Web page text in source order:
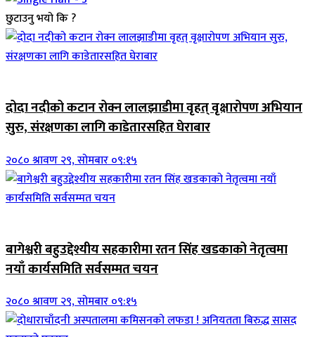
छुटाउनु भयो कि ?
दोदा नदीको कटान रोक्न लालझाडीमा वृहत् वृक्षारोपण अभियान
सुरु, संरक्षणका लागि काडेतारसहित घेराबार
२०८० श्रावण २९, सोमबार ०९:१५
बागेश्वरी बहुउद्देश्यीय सहकारीमा रतन सिंह खडकाको नेतृत्वमा
नयाँ कार्यसमिति सर्वसम्मत चयन
२०८० श्रावण २९, सोमबार ०९:१५